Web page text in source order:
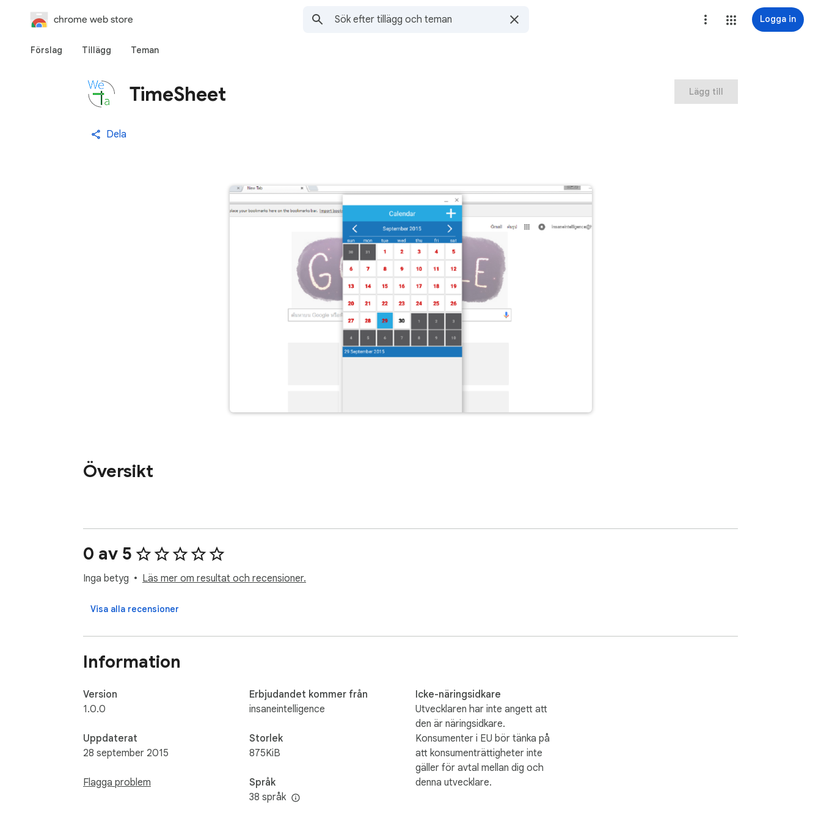
chrome web store Logga in
Förslag Tillägg Teman
TimeSheet
Dela
Lägg till
Översikt
0 av 5
Inga betyg Läs mer om resultat och recensioner.
Visa alla recensioner
Information
Version
1.0.0
Uppdaterat
28 september 2015
Flagga problem
Erbjudandet kommer från
insaneintelligence
Storlek
875KiB
Språk
38 språk
Icke-näringsidkare
Utvecklaren har inte angett att
den är näringsidkare.
Konsumenter i EU bör tänka på
att konsumenträttigheter inte
gäller för avtal mellan dig och
denna utvecklare.